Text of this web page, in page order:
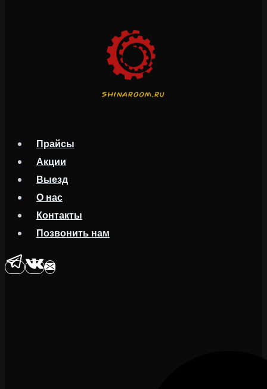
natus
error
sit
voluptatem
Прайсы
Акции
Выезд
О нас
Контакты
Позвонить нам